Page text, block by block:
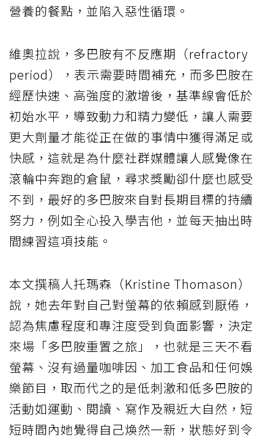
營養的餐點，並陷入惡性循環。
維奧拉說，多巴胺有不反應期（refractory
period），表示需要時間補充，而多巴胺在
經歷快速、高強度的激增後，基準線會低於
初始水平，導致動力和精力變低，讓人需要
更大劑量才能從正在做的事情中獲得滿足或
快感，這就是為什麼社群媒體讓人感覺像在
滾輪中奔跑的倉鼠，尋求獎勵卻什麼也感受
不到，最好的多巴胺來自對長期目標的持續
努力，例如全心投入學吉他，並每天抽出時
間練習這項技能。
本文撰稿人托瑪森（Kristine Thomason）
說，她去年對自己對螢幕的依賴感到厭倦，
認為焦慮程度和專注度受到負面影響，決定
來場「多巴胺重置之旅」，也就是三天不看
螢幕、沒有過量咖啡因、加工食品和任何娛
樂節目，取而代之的是低刺激和低多巴胺的
活動如運動、閱讀、寫作及親近大自然，短
短時間內她覺得自己煥然一新，狀態好到令